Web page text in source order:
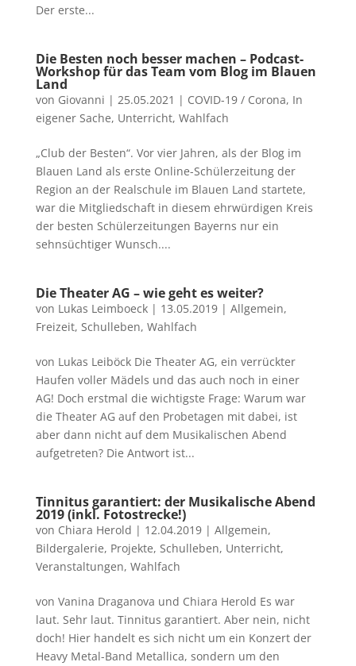
Der erste...
Die Besten noch besser machen – Podcast-
Workshop für das Team vom Blog im Blauen
Land
von Giovanni | 25.05.2021 | COVID-19 / Corona, In
eigener Sache, Unterricht, Wahlfach
„Club der Besten“. Vor vier Jahren, als der Blog im
Blauen Land als erste Online-Schülerzeitung der
Region an der Realschule im Blauen Land startete,
war die Mitgliedschaft in diesem ehrwürdigen Kreis
der besten Schülerzeitungen Bayerns nur ein
sehnsüchtiger Wunsch....
Die Theater AG – wie geht es weiter?
von Lukas Leimboeck| 13.05.2019| Allgemein,
Freizeit, Schulleben, Wahlfach
von Lukas Leiböck Die Theater AG, ein verrückter
Haufen voller Mädels und das auch noch in einer
AG! Doch erstmal die wichtigste Frage: Warum war
die Theater AG auf den Probetagen mit dabei, ist
aber dann nicht auf dem Musikalischen Abend
aufgetreten? Die Antwort ist...
Tinnitus garantiert: der Musikalische Abend
2019 (inkl. Fotostrecke!)
von Chiara Herold | 12.04.2019| Allgemein,
Bildergalerie, Projekte, Schulleben, Unterricht,
Veranstaltungen, Wahlfach
von Vanina Draganova und Chiara Herold Es war
laut. Sehr laut. Tinnitus garantiert. Aber nein, nicht
doch! Hier handelt es sich nicht um ein Konzert der
Heavy Metal-Band Metallica, sondern um den